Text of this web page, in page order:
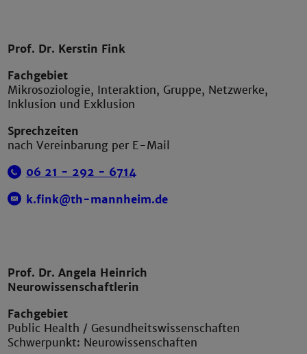
Prof. Dr. Kerstin Fink
Fachgebiet
Mikrosoziologie, Interaktion, Gruppe, Netzwerke,
Inklusion und Exklusion
Sprechzeiten
nach Vereinbarung per E-Mail
06 21 - 292 - 6714
k.fink@th-mannheim.de
Prof. Dr. Angela Heinrich
Neurowissenschaftlerin
Fachgebiet
Public Health / Gesundheitswissenschaften
Schwerpunkt: Neurowissenschaften